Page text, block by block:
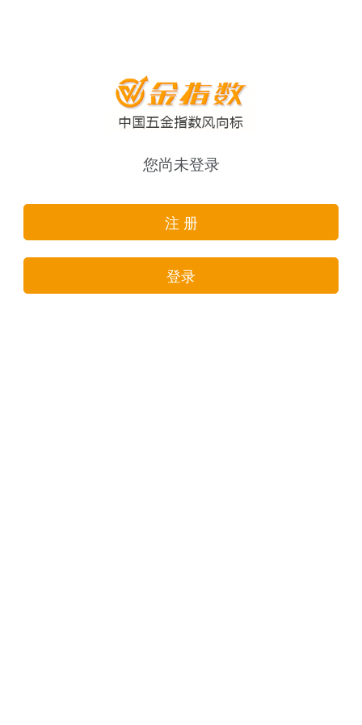
您尚未登录
注 册
登录